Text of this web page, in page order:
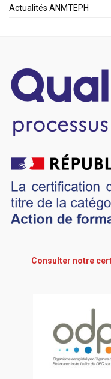
Actualités ANMTEPH
Consulter notre